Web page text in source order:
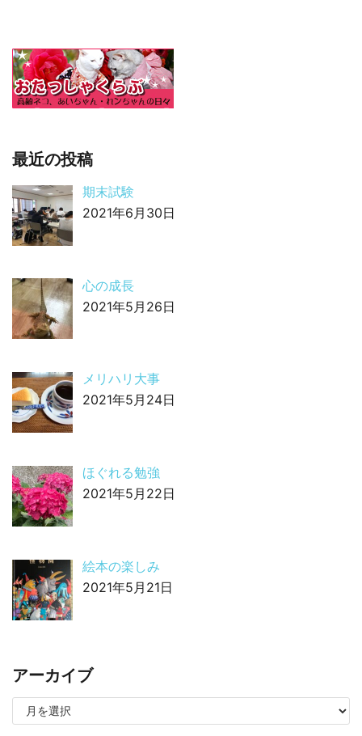
最近の投稿
期末試験
2021年6月30日
心の成長
2021年5月26日
メリハリ大事
2021年5月24日
ほぐれる勉強
2021年5月22日
絵本の楽しみ
2021年5月21日
アーカイブ